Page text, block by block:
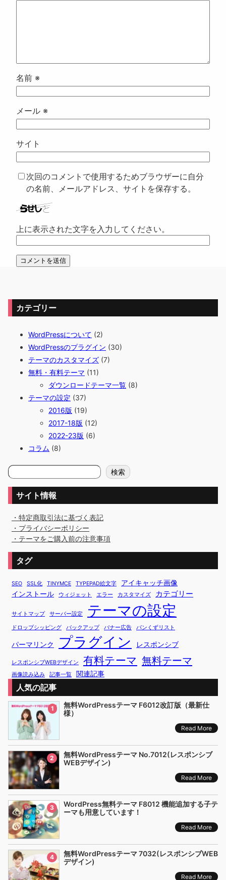
名前 ※
メール ※
サイト
次回のコメントで使用するためブラウザーに自分
の名前、メールアドレス、サイトを保存する。
上に表示された文字を入力してください。
カテゴリー
WordPressについて (2)
WordPressのプラグイン (30)
テーマのカスタマイズ (7)
無料・有料テーマ (11)
ダウンロードテーマ一覧 (8)
テーマの設定 (37)
2016版 (19)
2017-18版 (12)
2022-23版 (6)
コラム (8)
検
索
検索
サイト情報
・特定商取引法に基づく表記
・プライバシーポリシー
・テーマをご購入前の注意事項
タグ
SEO SSL化 TINYMCE TYPEPAD絵文字
アイキャッチ画像
インストール
ウィジェット エラー カスタマイズ カテゴリー
サイトマップ サーバー設定 テーマの設定
ドロップシッピング バックアップ バナー広告 パンくずリスト
パーマリンク プラグイン レスポンシブ
レスポンシブWEBデザイン 有料テーマ 無料テーマ
画像読み込み 記事一覧 関連記事
人気の記事
1
無料WordPressテーマ F6012改訂版（最新仕
様）
Read More
2
無料WordPressテーマ No.7012(レスポンシブ
WEBデザイン)
Read More
3
WordPress無料テーマ F8012 機能追加する子テ
ーマも用意しています！
Read More
4
無料WordPressテーマ 7032(レスポンシブWEB
デザイン)
Read More